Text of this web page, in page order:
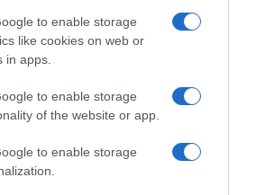
to enable storage
like cookies on web or
in apps.
to enable storage
of the website or app.
to enable storage
ύφος και με τους ίδιους